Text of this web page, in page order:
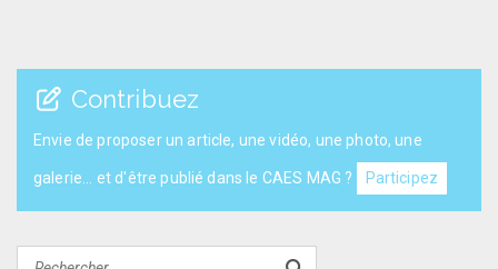
Contribuez
Envie de proposer un article, une vidéo, une photo, une
galerie... et d'être publié dans le CAES MAG ? Participez